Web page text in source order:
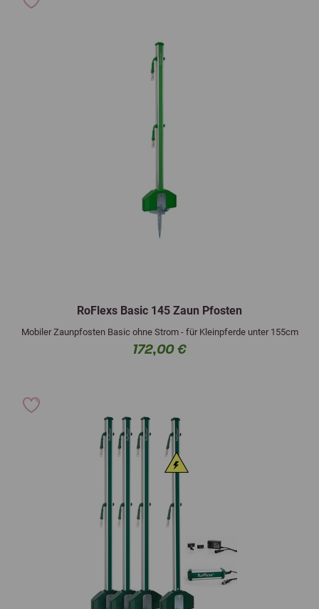
RoFlexs Basic 145 Zaun Pfosten
Mobiler Zaunpfosten Basic ohne Strom - für Kleinpferde unter 155cm
172,00 €